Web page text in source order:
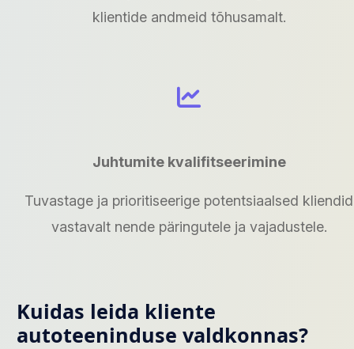
klientide andmeid tõhusamalt.
Juhtumite kvalifitseerimine
Tuvastage ja prioritiseerige potentsiaalsed kliendid
vastavalt nende päringutele ja vajadustele.
Kuidas leida kliente
autoteeninduse valdkonnas?